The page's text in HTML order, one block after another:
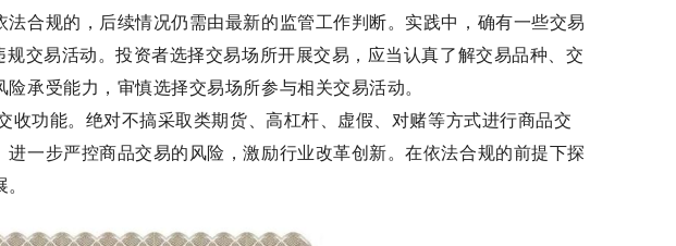
合规的，后续情况仍需由最新的监管工作判断。实践中，确有一些交易
交易活动。投资者选择交易场所开展交易，应当认真了解交易品种、交
承受能力，审慎选择交易场所参与相关交易活动。
收功能。绝对不搞采取类期货、高杠杆、虚假、对赌等方式进行商品交
一步严控商品交易的风险，激励行业改革创新。在依法合规的前提下探